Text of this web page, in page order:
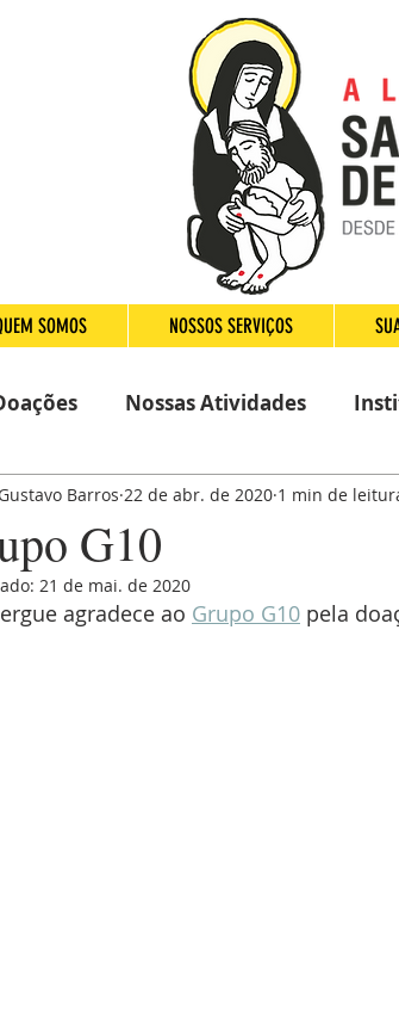
SOMOS NOSSOS SERVIÇOS
Nossas Atividades
G10
Gustavo Barros 22 de abr. de 2020 1 min de
21 de mai. de 2020
agradece ao Grupo G10 pela